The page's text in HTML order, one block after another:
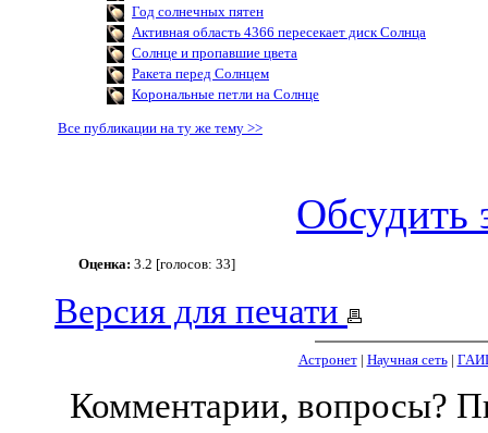
Год солнечных пятен
Активная область 4366 пересекает диск Солнца
Солнце и пропавшие цвета
Ракета перед Солнцем
Корональные петли на Солнце
Все публикации на ту же тему >>
Обсудить
Оценка: 3.2 [голосов: 33]
Версия для печати
Астронет| Научная сеть|
Комментарии, вопросы?